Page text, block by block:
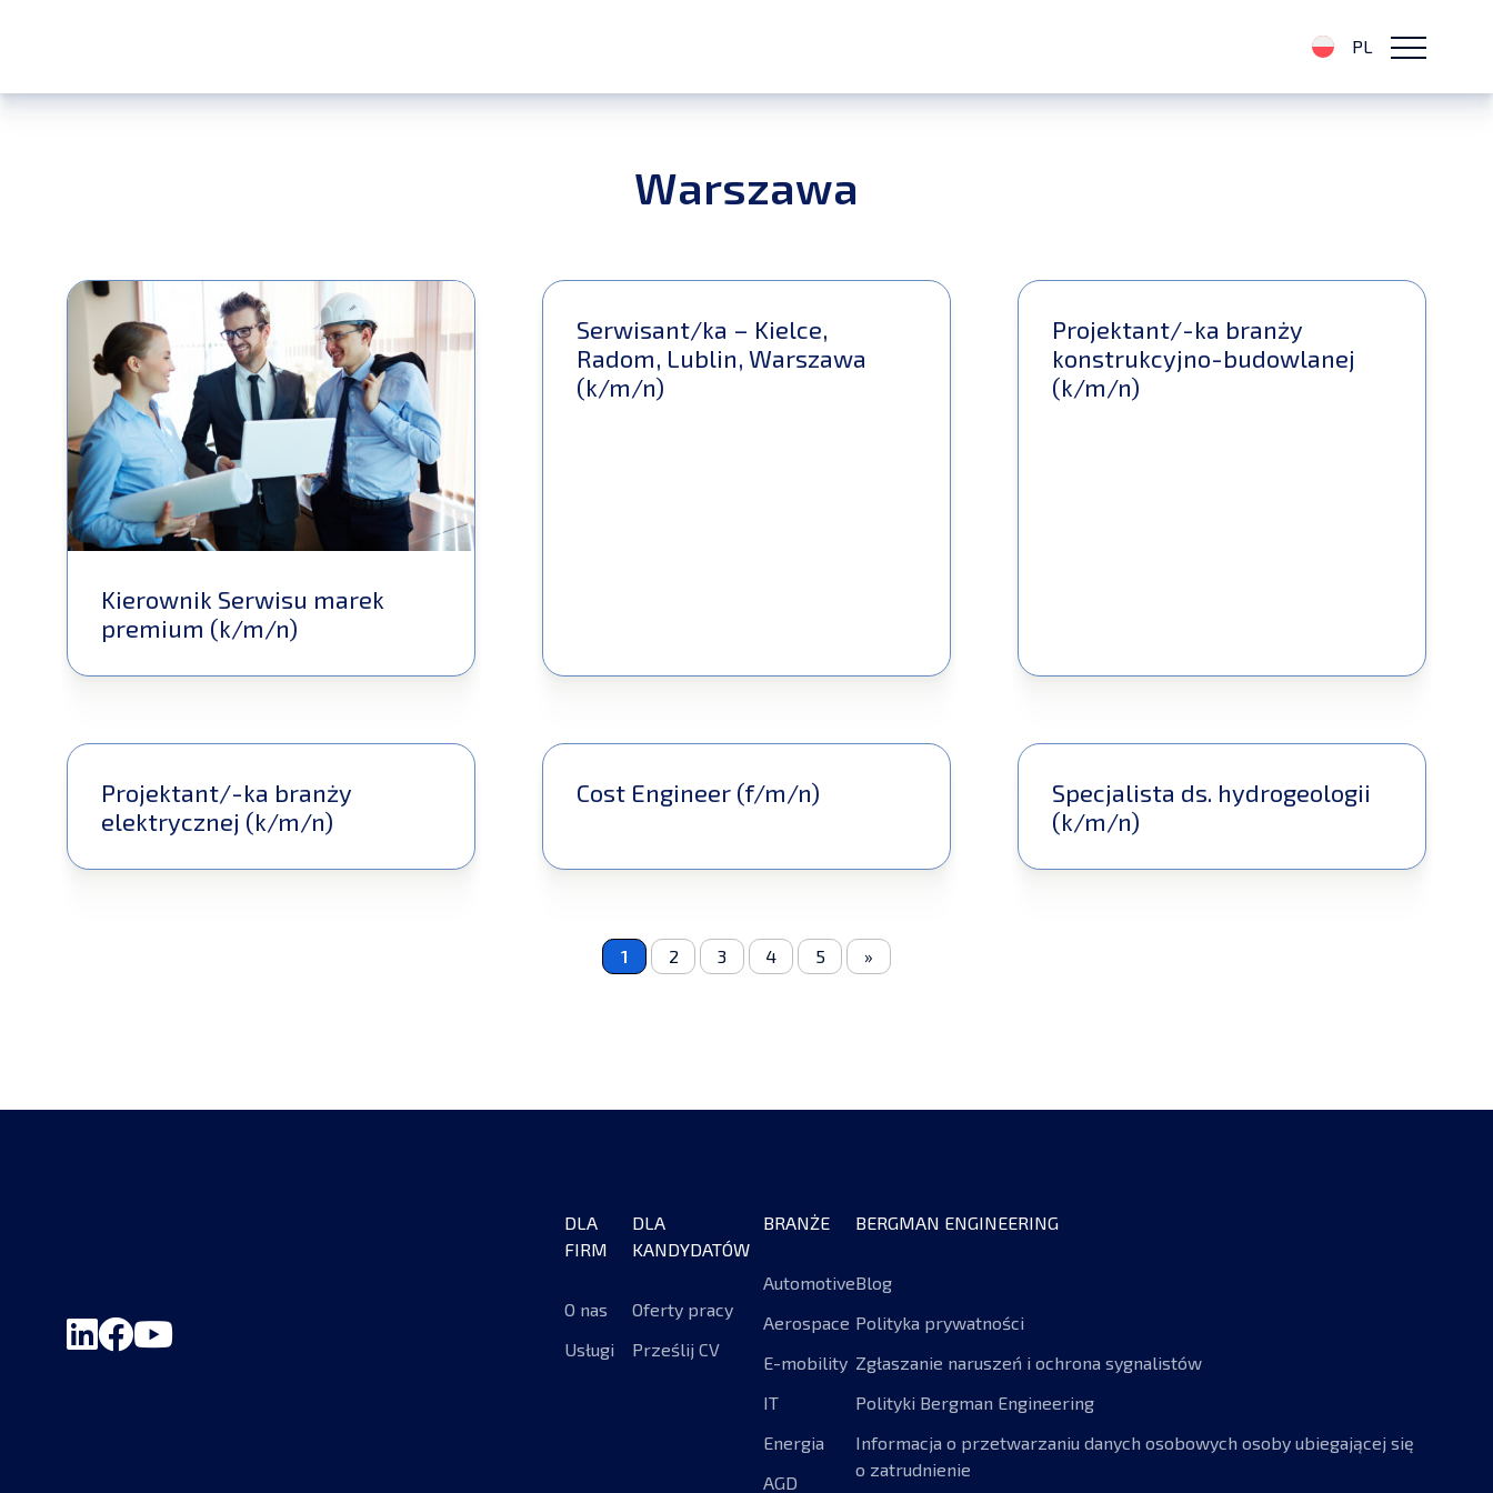
PL
Warszawa
Kierownik Serwisu marek
premium (k/m/n)
Serwisant/ka – Kielce,
Radom, Lublin, Warszawa
(k/m/n)
Projektant/-ka branży
konstrukcyjno-budowlanej
(k/m/n)
Projektant/-ka branży
elektrycznej (k/m/n)
Cost Engineer (f/m/n)
Specjalista ds. hydrogeologii
(k/m/n)
1 2 3 4 5 »
DLA
FIRM
O nas
Usługi
DLA
KANDYDATÓW
Oferty pracy
Prześlij CV
BRANŻE
Automotive
Aerospace
E-mobility
IT
Energia
AGD
BERGMAN ENGINEERING
Blog
Polityka prywatności
Zgłaszanie naruszeń i ochrona sygnalistów
Polityki Bergman Engineering
Informacja o przetwarzaniu danych osobowych osoby ubiegającej się
o zatrudnienie